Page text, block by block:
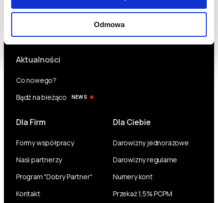
Odmowa
Aktualności
Co nowego?
Bądź na bieżąco
NEWS
Dla Firm
Formy współpracy
Nasi partnerzy
Program "Dobry Partner"
Kontakt
Dla Ciebie
Darowizny jednorazowe
Darowizny regularne
Numery kont
Przekaż 1,5% PCPM